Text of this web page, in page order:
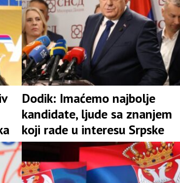
Dodik: Imaćemo najbolje
kandidate, ljude sa znanjem
koji rade u interesu Srpske